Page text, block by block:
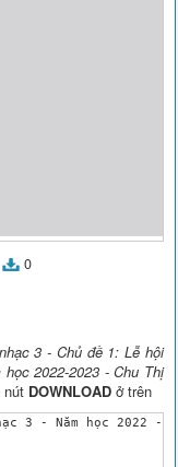
0
3 - Chủ đề 1: Lễ hội
2022-2023 - Chu Thị
nút DOWNLOAD ở trên
3 - Năm học 2022 -